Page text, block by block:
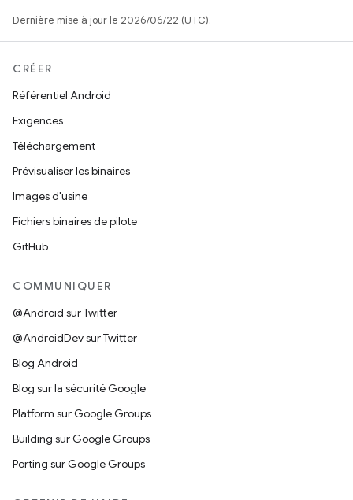
Dernière mise à jour le 2026/06/22 (UTC).
CRÉER
Référentiel Android
Exigences
Téléchargement
Prévisualiser les binaires
Images d'usine
Fichiers binaires de pilote
GitHub
COMMUNIQUER
@Android sur Twitter
@AndroidDev sur Twitter
Blog Android
Blog sur la sécurité Google
Platform sur Google Groups
Building sur Google Groups
Porting sur Google Groups